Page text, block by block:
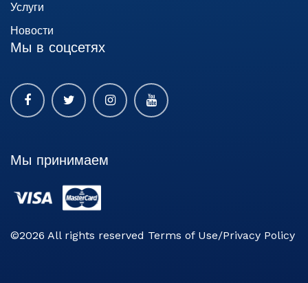
Услуги
Новости
Мы в соцсетях
Мы принимаем
©2026 All rights reserved Terms of Use/Privacy Policy